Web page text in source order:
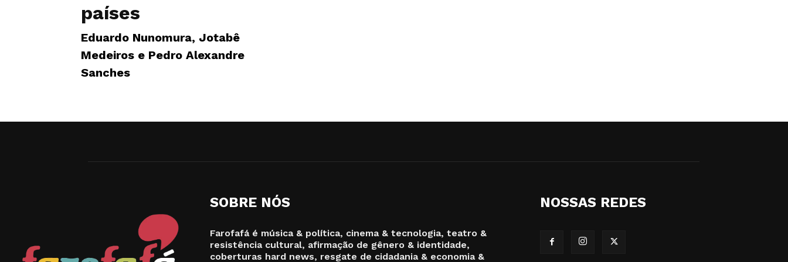
países
Eduardo Nunomura, Jotabê
Medeiros e Pedro Alexandre
Sanches
SOBRE NÓS
Farofafá é música & política, cinema & tecnologia, teatro &
resistência cultural, afirmação de gênero & identidade,
coberturas hard news, resgate de cidadania & economia &
NOSSAS REDES